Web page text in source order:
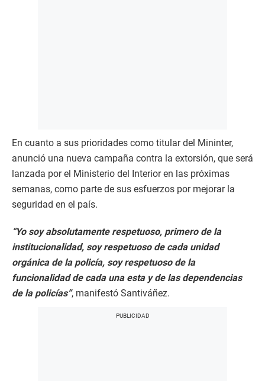
En cuanto a sus prioridades como titular del Mininter,
anunció una nueva campaña contra la extorsión, que será
lanzada por el Ministerio del Interior en las próximas
semanas, como parte de sus esfuerzos por mejorar la
seguridad en el país.
“Yo soy absolutamente respetuoso, primero de la
institucionalidad, soy respetuoso de cada unidad
orgánica de la policía, soy respetuoso de la
funcionalidad de cada una esta y de las dependencias
de la policías”, manifestó Santiváñez.